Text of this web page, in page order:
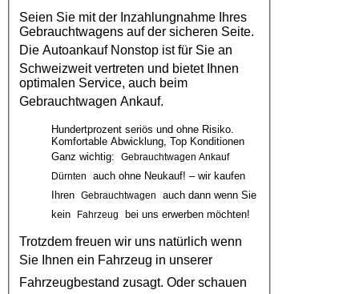
Seien Sie mit der Inzahlungnahme Ihres
Gebrauchtwagens auf der sicheren Seite.
Die AutoankaufNonstop ist für Sie an
Schweizweit vertreten und bietet Ihnen
optimalen Service, auch beim
Gebrauchtwagen Ankauf.
Hundertprozent seriös und ohne Risiko.
Komfortable Abwicklung, Top Konditionen
Ganz wichtig:
Gebrauchtwagen Ankauf
Dürnten
auch ohne Neukauf! – wir kaufen
Ihren Gebrauchtwagen
auch dann wenn Sie
kein
Fahrzeug bei uns erwerben möchten!
Trotzdem freuen wir uns natürlich wenn
Sie Ihnen ein Fahrzeug in unserer
Fahrzeugbestand zusagt. Oder schauen